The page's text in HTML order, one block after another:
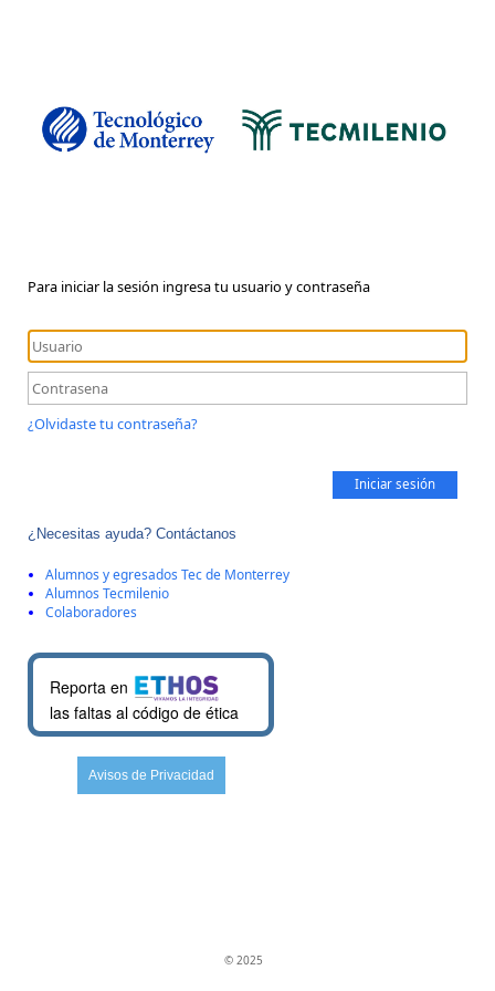
Para iniciar la sesión ingresa tu usuario y contraseña
¿Olvidaste tu contraseña?
Iniciar sesión
¿Necesitas ayuda? Contáctanos
Alumnos y egresados Tec de Monterrey
Alumnos Tecmilenio
Colaboradores
Reporta en
las faltas al código de ética
Avisos de Privacidad
© 2025